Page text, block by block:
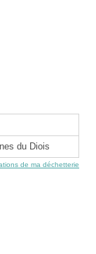
du Diois
de ma déchetterie